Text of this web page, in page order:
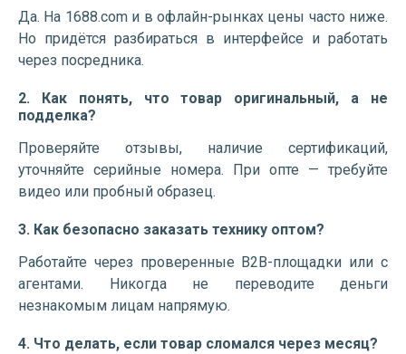
Да. На 1688.com и в офлайн-рынках цены часто ниже.
Но придётся разбираться в интерфейсе и работать
через посредника.
2. Как понять, что товар оригинальный, а не
подделка?
Проверяйте отзывы, наличие сертификаций,
уточняйте серийные номера. При опте — требуйте
видео или пробный образец.
3. Как безопасно заказать технику оптом?
Работайте через проверенные B2B-площадки или с
агентами. Никогда не переводите деньги
незнакомым лицам напрямую.
4. Что делать, если товар сломался через месяц?